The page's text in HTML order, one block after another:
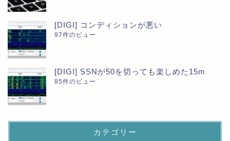
[DIGI] コンディションが悪い
97件のビュー
[DIGI] SSNが50を切っても楽しめた15m
85件のビュー
カテゴリー